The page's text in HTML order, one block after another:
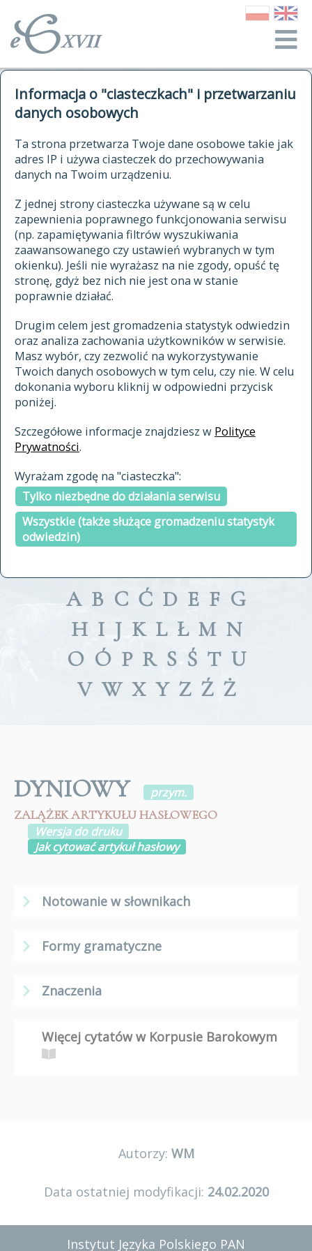
Informacja o "ciasteczkach" i przetwarzaniu
danych osobowych
Ta strona przetwarza Twoje dane osobowe takie jak
adres IP i używa ciasteczek do przechowywania
danych na Twoim urządzeniu.
Z jednej strony ciasteczka używane są w celu
zapewnienia poprawnego funkcjonowania serwisu
(np. zapamiętywania filtrów wyszukiwania
zaawansowanego czy ustawień wybranych w tym
okienku). Jeśli nie wyrażasz na nie zgody, opuść tę
stronę, gdyż bez nich nie jest ona w stanie
poprawnie działać.
Drugim celem jest gromadzenia statystyk odwiedzin
oraz analiza zachowania użytkowników w serwisie.
Masz wybór, czy zezwolić na wykorzystywanie
Twoich danych osobowych w tym celu, czy nie. W celu
dokonania wyboru kliknij w odpowiedni przycisk
poniżej.
Szczegółowe informacje znajdziesz w Polityce
Prywatności.
Wyrażam zgodę na "ciasteczka":
Tylko niezbędne do działania serwisu
Wszystkie (także służące gromadzeniu statystyk
odwiedzin)
autorzy Słownika
historia
publikacje
źródła
autorzy tekstów źródłowych
zasady opracowania
statystyki
najnowsze hasła
ostatnio zmodyfikowane hasła
materiały archiwalne
cytowanie
kontakt
kwerendy
jak cytować Słownik
ELEKTRONICZNY SŁOWNIK
JĘZYKA POLSKIEGO
XVII I XVIII WIEKU
znajdź hasła
zaczynające się od
indeksie
a fronte
a tergo
A B C Ć D E F G
H I J K L Ł M N
O Ó P R S Ś T U
V W X Y Z Ź Ż
DYNIOWY
przym.
ZALĄŻEK ARTYKUŁU HASŁOWEGO
Wersja do druku
Jak cytować artykuł hasłowy
Notowanie w słownikach
Formy gramatyczne
Znaczenia
Więcej cytatów w Korpusie Barokowym
Autorzy: WM
Data ostatniej modyfikacji: 24.02.2020
Instytut Języka Polskiego PAN